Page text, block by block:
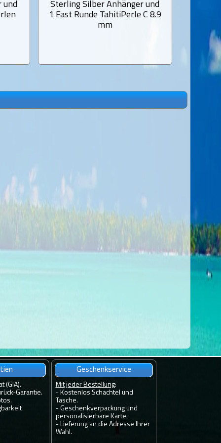
und
Sterling Silber Anhänger und
1 Fast Runde TahitiPerle C 8.9
mm
(GIA).
Garantie.
Geschenkservice
Mit jeder Bestellung:
- Kostenlos Schachtel und
Tasche.
- Geschenkverpackung und
personalisierbare Karte.
- Lieferung an die Adresse Ihrer
Wahl.